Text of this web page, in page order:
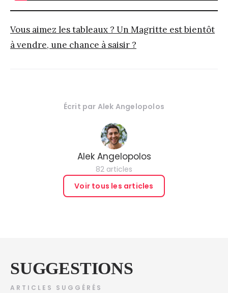
Vous aimez les tableaux ? Un Magritte est bientôt
à vendre, une chance à saisir ?
Écrit par Alek Angelopolos
Alek Angelopolos
82 articles
Voir tous les articles
SUGGESTIONS
ARTICLES SUGGÉRÉS